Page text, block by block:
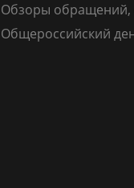
Обзоры
Общероссийский